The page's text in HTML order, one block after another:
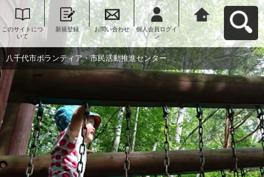
このサイトにつ
いて
新規登録 お問い合わせ
個人会員ログイ
ン
八千代市ボラン
ティア・市民活
動推進センター
へ戻る
八千代市ボランティア・市民活動推進センター